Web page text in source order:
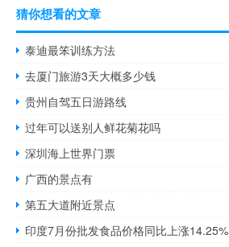
猜你想看的文章
泰迪最笨训练方法
去厦门旅游3天大概多少钱
贵州自驾五日游路线
过年可以送别人鲜花菊花吗
深圳海上世界门票
广西的景点有
第五大道附近景点
印度7月份批发食品价格同比上涨14.25%